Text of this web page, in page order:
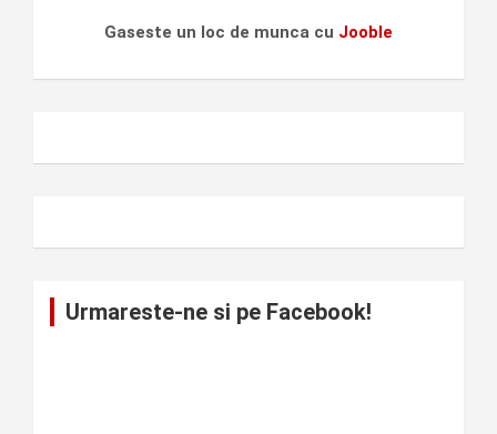
Gaseste un loc de munca cu Jooble
Urmareste-ne si pe Facebook!